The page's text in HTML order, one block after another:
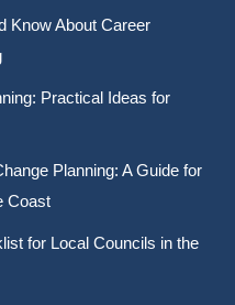
Know About Career
Practical Ideas for
Planning: A Guide for
Coast
for Local Councils in the